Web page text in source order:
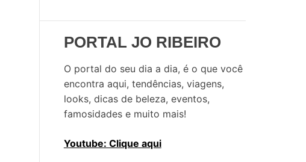
i
a
r
o
r
PORTAL JO RIBEIRO
O portal do seu dia a dia, é o que você
encontra aqui, tendências, viagens,
looks, dicas de beleza, eventos,
famosidades e muito mais!
Youtube: Clique aqui